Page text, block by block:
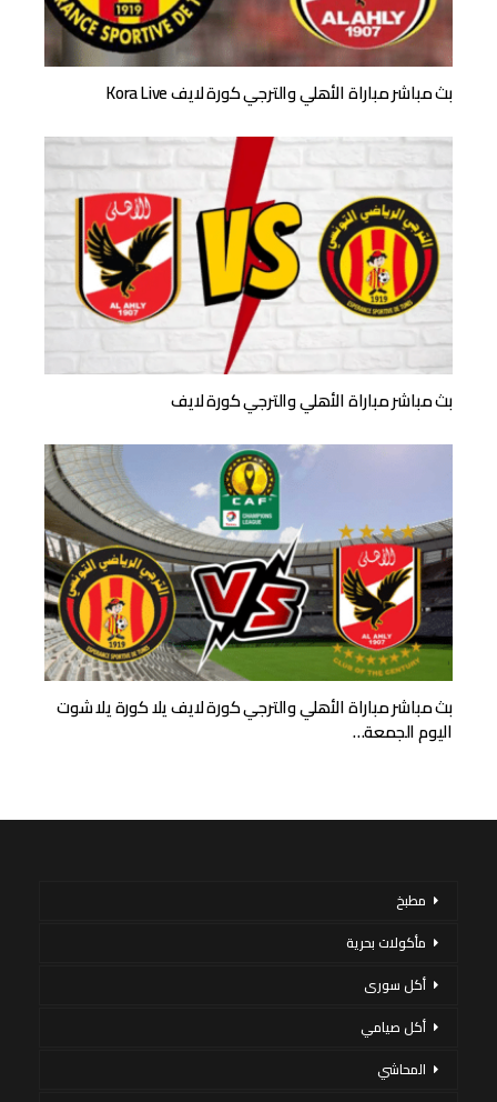
بث مباشر مباراة الأهلي والترجي كورة لايف Kora Live
بث مباشر مباراة الأهلي والترجي كورة لايف
بث مباشر مباراة الأهلي والترجي كورة لايف يلا كورة يلا شوت
اليوم الجمعة…
مطبخ
مأكولات بحرية
أكل سورى
أكل صيامي
المحاشي